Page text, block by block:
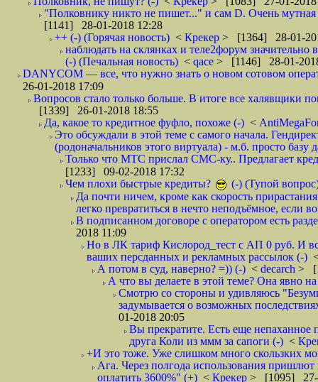
"Полковнику никто не пишет..." и сам D. Очень
[1141] 28-01-2018 12:28
++ (-) (Горячая новость) < Крекер > [1364] 28-01-
наблюдать на склянках и теле2форум
(-) (Печальная новость) < qace > [1146] 28-01-
DANYCOM — все, что нужно знать о новом сотовом
26-01-2018 17:09
Вопросов стало только больше. В итоге все халявщики
[1339] 26-01-2018 18:55
Да, какое то кредитное фуфло, похоже (-) <
Это обсуждали в этой теме с самого начала.
(родоначальников этого виртуала) - м.б. просто
Только что МТС прислал СМС-ку.. Предлагает
[1233] 09-02-2018 17:32
Чем плохи быстрые кредиты?
(-) (Тупой
Да почти ничем, кроме как скорость
легко превратиться в нечто неподъёмное, если
В подписанном договоре с оператором есть
2018 11:09
Но в ЛК тариф Кислород_тест с АП 0 руб. И
ваших персданных и рекламных рассылок (-)
А потом в суд, наверно? =)) (-) < decarch >
А что вы делаете в этой теме? Она явно
Смотрю со стороны и удивляюсь
задумывается о возможных
01-2018 20:05
Вы прекратите. Есть еще непаханное
друга Коли из ммм за сапоги (-) <
+И это тоже. Уже слишком много скользких
Ага. Через полгода использования
оплатить 3600%" (+) < Крекер > [1095] 27-